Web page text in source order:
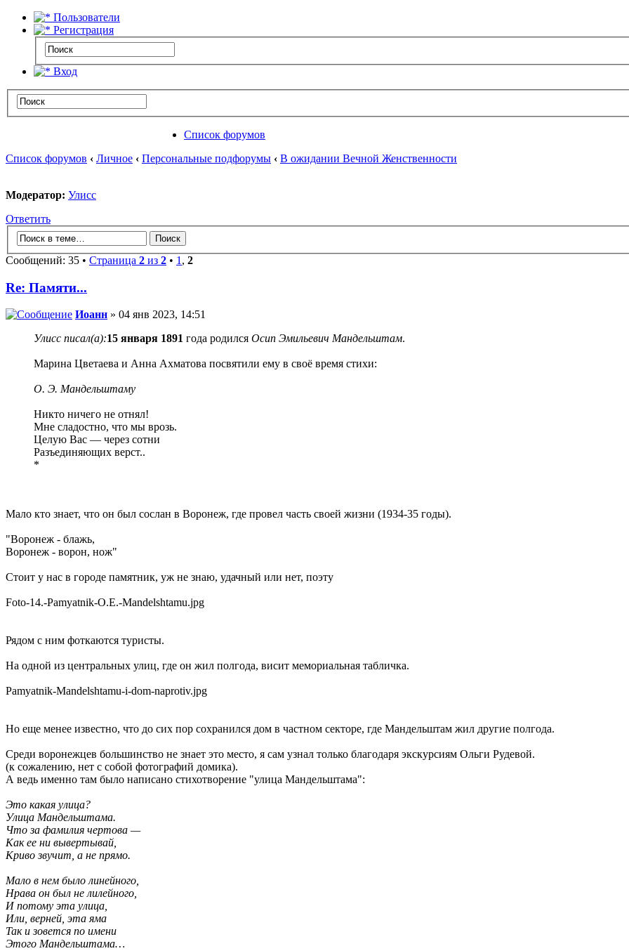
Пользователи
Регистрация
Вход
Список форумов
Список форумов ‹ Личное ‹ Персональные подфорумы ‹ В ожидании Вечной Женственности
Модератор: Улисс
Ответить
Сообщений: 35 • Страница 2 из 2 • 1 , 2
Re: Памяти...
Иоанн » 04 янв 2023, 14:51
Улисс писал(а):15 января 1891 года родился Осип Эмильевич Мандельштам.
Марина Цветаева и Анна Ахматова посвятили ему в своё время стихи:
О. Э. Мандельштаму
Никто ничего не отнял!
Мне сладостно, что мы врозь.
Целую Вас — через сотни
Разъединяющих верст..
*
Мало кто знает, что он был сослан в Воронеж, где провел часть своей жизни (1934-35 годы).
"Воронеж - блажь,
Воронеж - ворон, нож"
Стоит у нас в городе памятник, уж не знаю, удачный или нет, поэту
Foto-14.-Pamyatnik-O.E.-Mandelshtamu.jpg
Рядом с ним фоткаются туристы.
На одной из центральных улиц, где он жил полгода, висит мемориальная табличка.
Pamyatnik-Mandelshtamu-i-dom-naprotiv.jpg
Но еще менее известно, что до сих пор сохранился дом в частном секторе, где Мандельштам жил другие полгода.
Среди воронежцев большинство не знает это место, я сам узнал только благодаря экскурсиям Ольги Рудевой.
(к сожалению, нет с собой фотографий домика).
А ведь именно там было написано стихотворение "улица Мандельштама":
Это какая улица?
Улица Мандельштама.
Что за фамилия чертова —
Как ее ни вывертывай,
Криво звучит, а не прямо.
Мало в нем было линейного,
Нрава он был не лилейного,
И потому эта улица,
Или, верней, эта яма
Так и зовется по имени
Этого Мандельштама…